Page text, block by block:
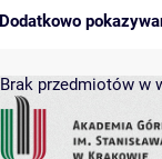
Dodatkowo
Brak przedmiotów w